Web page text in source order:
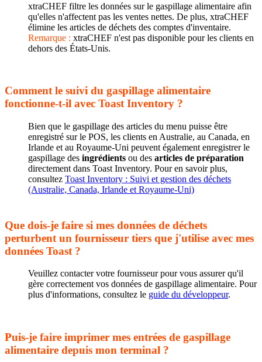
xtraCHEF filtre les données sur le gaspillage alimentaire afin
qu'elles n'affectent pas les ventes nettes. De plus, xtraCHEF
élimine les articles de déchets des comptes d'inventaire.
Remarque : xtraCHEF n'est pas disponible pour les clients en
dehors des États-Unis.
Comment le suivi du gaspillage alimentaire
fonctionne-t-il avec Toast Inventory ?
Bien que le gaspillage des articles du menu puisse être
enregistré sur le POS, les clients en Australie, au Canada, en
Irlande et au Royaume-Uni peuvent également enregistrer le
gaspillage des ingrédients ou des articles de préparation
directement dans Toast Inventory. Pour en savoir plus,
consultez Toast Inventory : Suivi et gestion des déchets
(Australie, Canada, Irlande et Royaume-Uni)
Que dois-je faire si mes données de déchets
perturbent un fournisseur tiers que j'utilise avec mes
données Toast ?
Veuillez contacter votre fournisseur pour vous assurer qu'il
gère correctement vos données de gaspillage alimentaire. Pour
plus d'informations, consultez le guide du développeur.
Puis-je faire imprimer mes entrées de gaspillage
alimentaire depuis mon terminal ?